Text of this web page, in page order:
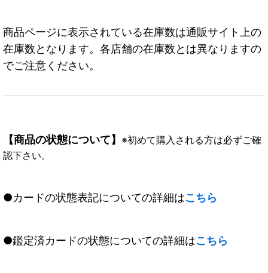
商品ページに表示されている在庫数は通販サイト上の
在庫数となります。各店舗の在庫数とは異なりますの
でご注意ください。
【商品の状態について】 ※初めて購入される方は必ずご確
認下さい。
●カードの状態表記についての詳細はこちら
●鑑定済カードの状態についての詳細はこちら